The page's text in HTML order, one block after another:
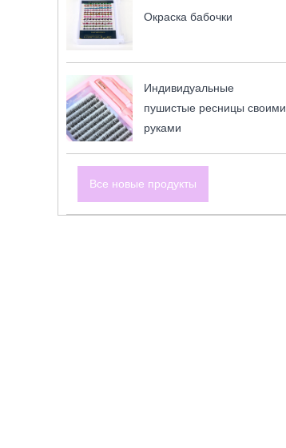
Окраска бабочки
Индивидуальные
пушистые ресницы своими
руками
Все новые продукты